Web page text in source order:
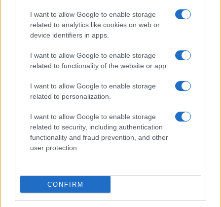
I want to allow Google to enable storage
related to analytics like cookies on web or
device identifiers in apps.
I want to allow Google to enable storage
related to functionality of the website or app.
I want to allow Google to enable storage
related to personalization.
I want to allow Google to enable storage
related to security, including authentication
functionality and fraud prevention, and other
user protection.
CONFIRM
Allarme truffe a Berchidda, falsi incaricati
bussano alle porte
Notre-Dame de Paris conquista Olbia, la prima
al Molo Brin è un successo
Strada Sassari-Olbia, incidente all’alba: ferito il
conducente
Eventi in Gallura, da Jovanotti alla zuppa
Lettini e arredi abusivi sulla spiaggia libera,
sequestri a Olbia e Arzachena